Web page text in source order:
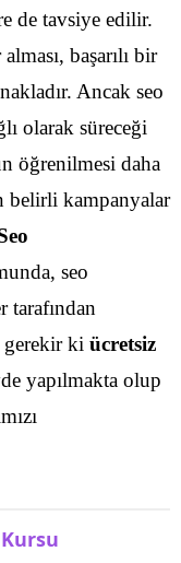
de tavsiye edilir.
başarılı bir
Ancak seo
olarak süreceği
öğrenilmesi daha
belirli kampanyalar
seo
tarafından
ki ücretsiz
yapılmakta olup